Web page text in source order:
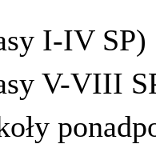
I-IV SP)
V-VIII